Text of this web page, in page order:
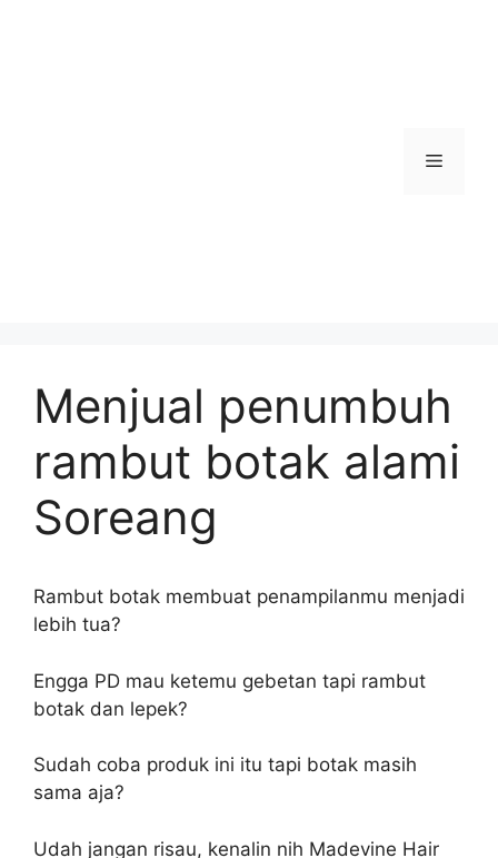
Menu
Menjual penumbuh
rambut botak alami
Soreang
Rambut botak membuat penampilanmu menjadi
lebih tua?
Engga PD mau ketemu gebetan tapi rambut
botak dan lepek?
Sudah coba produk ini itu tapi botak masih
sama aja?
Udah jangan risau, kenalin nih Madevine Hair